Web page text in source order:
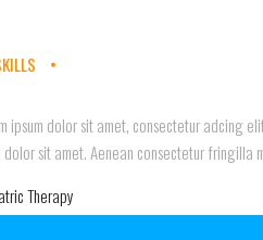
ipsum dolor sit amet, consectetur adcing
dolor sit amet. Aenean consectetur fringilla
Therapy